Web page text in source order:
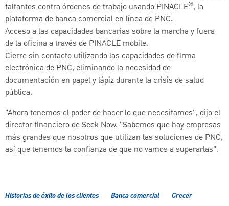
faltantes contra órdenes de trabajo usando PINACLE®, la
plataforma de banca comercial en línea de PNC.
Acceso a las capacidades bancarias sobre la marcha y fuera
de la oficina a través de PINACLE mobile.
Cierre sin contacto utilizando las capacidades de firma
electrónica de PNC, eliminando la necesidad de
documentación en papel y lápiz durante la crisis de salud
pública.
"Ahora tenemos el poder de hacer lo que necesitamos", dijo el
director financiero de Seek Now. "Sabemos que hay empresas
más grandes que nosotros que utilizan las soluciones de PNC,
así que tenemos la confianza de que no vamos a superarlas".
Historias de éxito de los clientes Banca comercial
Crecer